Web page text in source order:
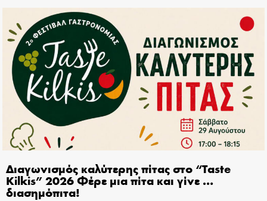
Διαγωνισμός καλύτερης πίτας στο “Taste
Kilkis” 2026 Φέρε μια πίτα και γίνε …
διασημόπιτα!